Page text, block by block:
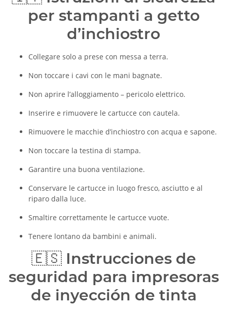
per stampanti a getto
d’inchiostro
Collegare solo a prese con messa a terra.
Non toccare i cavi con le mani bagnate.
Non aprire l’alloggiamento – pericolo elettrico.
Inserire e rimuovere le cartucce con cautela.
Rimuovere le macchie d’inchiostro con acqua e sapone.
Non toccare la testina di stampa.
Garantire una buona ventilazione.
Conservare le cartucce in luogo fresco, asciutto e al
riparo dalla luce.
Smaltire correttamente le cartucce vuote.
Tenere lontano da bambini e animali.
🇪🇸 Instrucciones de
seguridad para impresoras
de inyección de tinta